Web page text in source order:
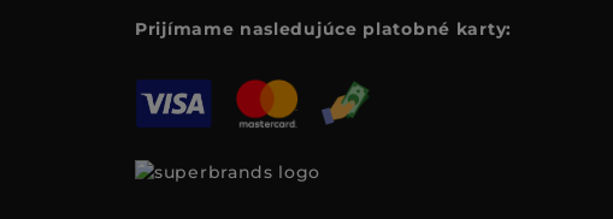
Prijímame nasledujúce platobné karty: